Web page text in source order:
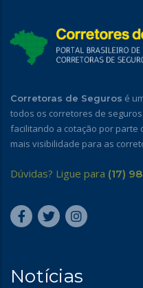
Corretoras de Seguros é
todos os corretores de
facilitando a cotação por
mais visibilidade para as
Dúvidas? Ligue para (17)
Notícias